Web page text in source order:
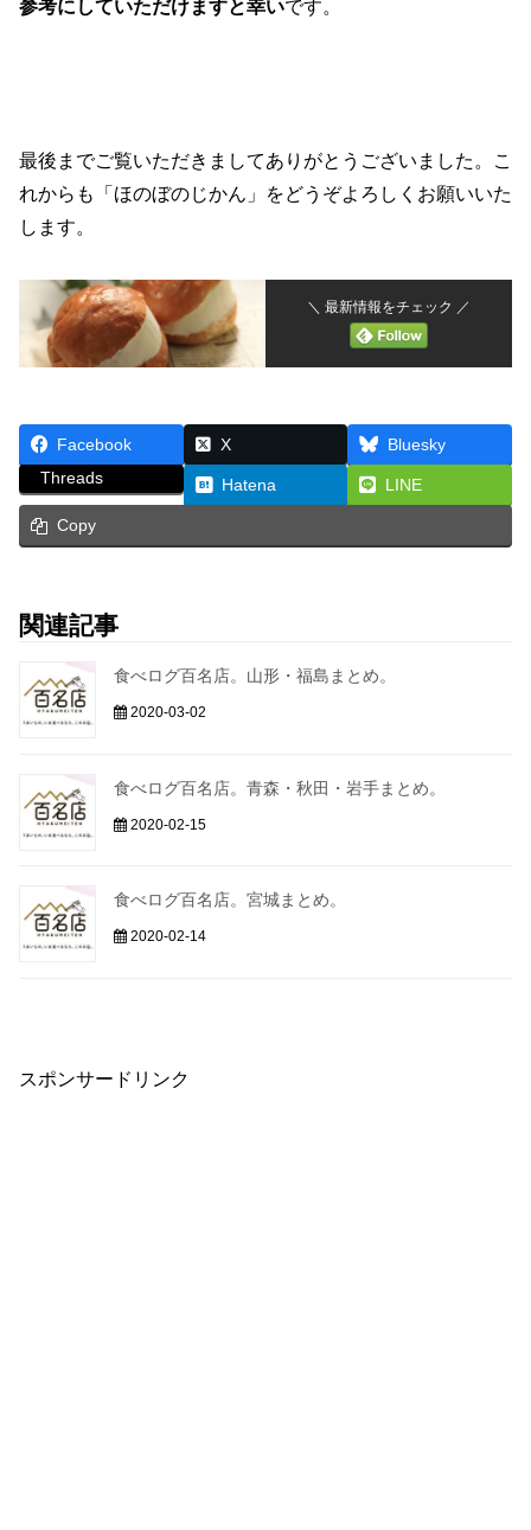
参考にしていただけますと幸いです。
最後までご覧いただきましてありがとうございました。こ
れからも「ほのぼのじかん」をどうぞよろしくお願いいた
します。
＼ 最新情報をチェック ／
Facebook X
Bluesky
Threads
Hatena LINE
Copy
関連記事
食べログ百名店。山形・福島まとめ。
2020-03-02
食べログ百名店。青森・秋田・岩手まとめ。
2020-02-15
食べログ百名店。宮城まとめ。
2020-02-14
スポンサードリンク